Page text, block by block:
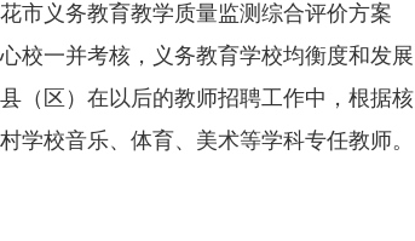
市义务教育教学质量监测综合评价方案
校一并考核，义务教育学校均衡度和发展
（区）在以后的教师招聘工作中，根据核
学校音乐、体育、美术等学科专任教师。